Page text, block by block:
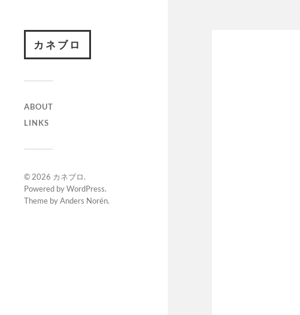
カネブロ
ABOUT
LINKS
© 2026 カネブロ.
Powered byWordPress.
Theme byAnders Norén.